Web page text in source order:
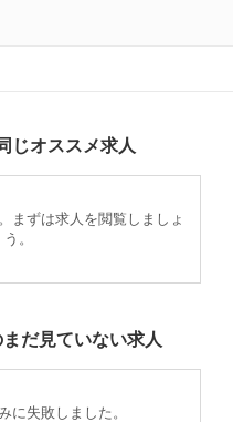
じオススメ求人
まずは求人を閲覧しましょ
う。
だ見ていない求人
に失敗しました。